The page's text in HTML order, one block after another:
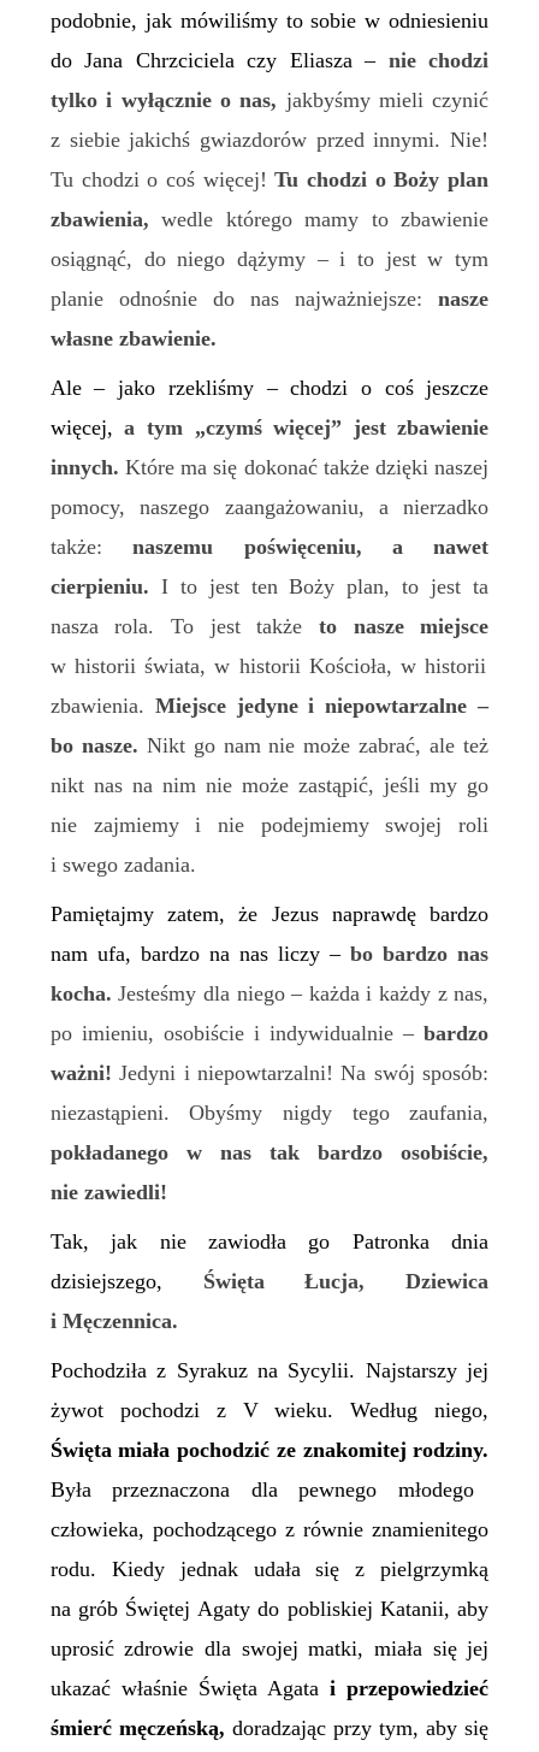
podobnie, jak mówiliśmy to sobie w odniesieniu
do Jana Chrzciciela czy Eliasza – nie chodzi
tylkoi wyłącznie o nas, jakbyśmy mieli czynić
z siebie jakichś gwiazdorów przed innymi. Nie!
Tu chodzi o coś więcej!Tu chodzi o Boży plan
zbawienia,wedle którego mamy to zbawienie
osiągnąć, do niego dążymy – i to jest w tym
planie odnośnie do nas najważniejsze: nasze
własne zbawienie.
Ale – jako rzekliśmy – chodzi o coś jeszcze
więcej,a tym „czymś więcej” jest zbawienie
innych. Które ma się dokonać także dzięki naszej
pomocy, naszego zaangażowaniu, a nierzadko
także:naszemu poświęceniu, a nawet
cierpieniu. I to jest ten Boży plan, to jest ta
nasza rola. To jest także to nasze miejsce
w historii świata, w historii Kościoła, w historii
zbawienia. Miejsce jedyne i niepowtarzalne –
bo nasze. Nikt go nam nie może zabrać, ale też
nikt nas na nim nie może zastąpić, jeśli my go
nie zajmiemy i nie podejmiemy swojej roli
i swego zadania.
Pamiętajmy zatem, że Jezus naprawdę bardzo
nam ufa, bardzo na nas liczy –bo bardzo nas
kocha. Jesteśmy dla niego – każda i każdy z nas,
po imieniu, osobiście i indywidualnie – bardzo
ważni! Jedyni i niepowtarzalni! Na swój sposób:
niezastąpieni. Obyśmy nigdy tego zaufania,
pokładanego w nas tak bardzo osobiście,
nie zawiedli!
Tak, jak nie zawiodła go Patronka dnia
dzisiejszego, Święta Łucja, Dziewica
i Męczennica.
Pochodziła z Syrakuz na Sycylii. Najstarszy jej
żywot pochodzi z V wieku. Według niego,
Święta miała pochodzić ze znakomitej rodziny.
Była przeznaczona dla pewnego młodego
człowieka, pochodzącego z równie znamienitego
rodu. Kiedy jednak udała się z pielgrzymką
na grób Świętej Agaty do pobliskiej Katanii, aby
uprosić zdrowie dla swojej matki, miała się jej
ukazać właśnie Święta Agatai przepowiedzieć
śmierć męczeńską, doradzając przy tym, aby się